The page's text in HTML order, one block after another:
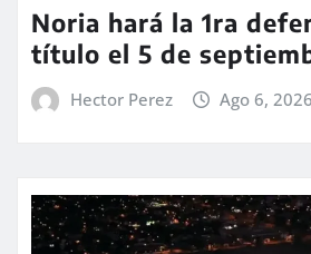
Noria hará la 1ra
título el 5 de
Hector Perez Ago 6, 2026